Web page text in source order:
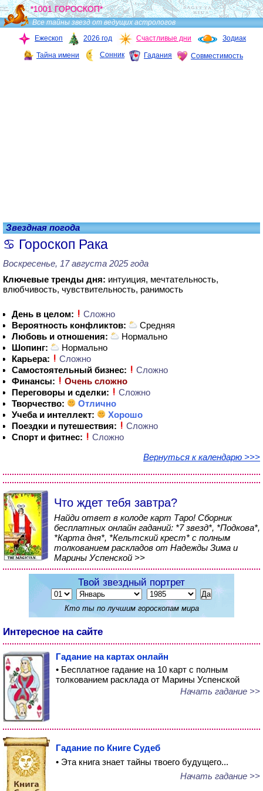
*1001 ГОРОСКОП*
Все тайны звезд от ведущих астрологов
Ежескоп
2026 год Счастливые дни Зодиак
Тайна имени Сонник Гадания Совместимость
Звездная погода
Гороскоп Рака
Воскресенье, 17 августа 2025 года
Ключевые тренды дня: интуиция, мечтательность,
влюбчивость, чувствительность, ранимость
День в целом:
Сложно
Вероятность конфликтов:
Средняя
Любовь и отношения:
Нормально
Шопинг:
Нормально
Карьера:
Сложно
Самостоятельный бизнес:
Сложно
Финансы:
Очень сложно
Переговоры и сделки:
Сложно
Творчество:
Отлично
Учеба и интеллект:
Хорошо
Поездки и путешествия:
Сложно
Спорт и фитнес:
Сложно
Вернуться к календарю >>>
Что ждет тебя завтра?
Найди ответ в колоде карт Таро! Сборник
бесплатных онлайн гаданий: *7 звезд*, *Подкова*,
*Карта дня*, *Кельтский крест* с полным
толкованием раскладов от Надежды Зима и
Марины Успенской >>
Твой звездный портрет
Кто ты по лучшим гороскопам мира
Интересное на сайте
Гадание на картах онлайн
• Бесплатное гадание на 10 карт с полным
толкованием расклада от Марины Успенской
Начать гадание >>
Гадание по Книге Судеб
• Эта книга знает тайны твоего будущего...
Начать гадание >>